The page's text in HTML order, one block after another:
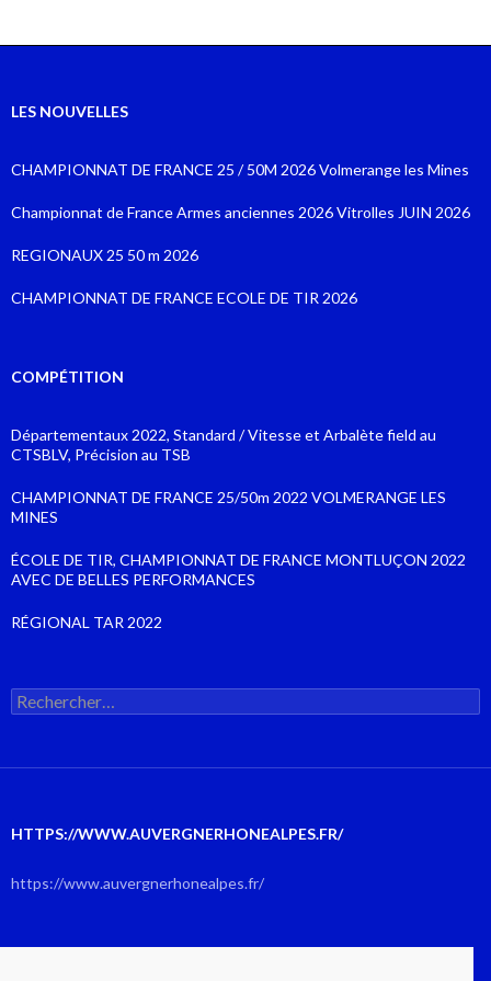
LES NOUVELLES
CHAMPIONNAT DE FRANCE 25 / 50M 2026 Volmerange les Mines
Championnat de France Armes anciennes 2026 Vitrolles JUIN 2026
REGIONAUX 25 50 m 2026
CHAMPIONNAT DE FRANCE ECOLE DE TIR 2026
COMPÉTITION
Départementaux 2022, Standard / Vitesse et Arbalète field au
CTSBLV, Précision au TSB
CHAMPIONNAT DE FRANCE 25/50m 2022 VOLMERANGE LES
MINES
ÉCOLE DE TIR, CHAMPIONNAT DE FRANCE MONTLUÇON 2022
AVEC DE BELLES PERFORMANCES
RÉGIONAL TAR 2022
Rechercher :
HTTPS://WWW.AUVERGNERHONEALPES.FR/
https://www.auvergnerhonealpes.fr/